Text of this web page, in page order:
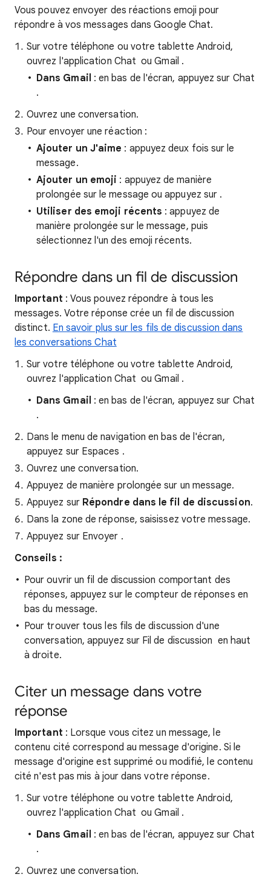
Vous pouvez envoyer des réactions emoji pour
répondre à vos messages dans Google Chat.
Sur votre téléphone ou votre tablette Android,
ouvrez l'application Chat ou Gmail .
Dans Gmail : en bas de l'écran, appuyez sur Chat
.
Ouvrez une conversation.
Pour envoyer une réaction :
Ajouter un J'aime : appuyez deux fois sur le
message.
Ajouter un emoji : appuyez de manière
prolongée sur le message ou appuyez sur .
Utiliser des emoji récents : appuyez de
manière prolongée sur le message, puis
sélectionnez l'un des emoji récents.
Répondre dans un fil de discussion
Important : Vous pouvez répondre à tous les
messages. Votre réponse crée un fil de discussion
distinct. En savoir plus sur les fils de discussion dans
les conversations Chat
Sur votre téléphone ou votre tablette Android,
ouvrez l'application Chat ou Gmail .
Dans Gmail : en bas de l'écran, appuyez sur Chat
.
Dans le menu de navigation en bas de l'écran,
appuyez sur Espaces .
Ouvrez une conversation.
Appuyez de manière prolongée sur un message.
Appuyez sur Répondre dans le fil de discussion.
Dans la zone de réponse, saisissez votre message.
Appuyez sur Envoyer .
Conseils :
Pour ouvrir un fil de discussion comportant des
réponses, appuyez sur le compteur de réponses en
bas du message.
Pour trouver tous les fils de discussion d'une
conversation, appuyez sur Fil de discussion en haut
à droite.
Citer un message dans votre
réponse
Important : Lorsque vous citez un message, le
contenu cité correspond au message d'origine. Si le
message d'origine est supprimé ou modifié, le contenu
cité n'est pas mis à jour dans votre réponse.
Sur votre téléphone ou votre tablette Android,
ouvrez l'application Chat ou Gmail .
Dans Gmail : en bas de l'écran, appuyez sur Chat
.
Ouvrez une conversation.